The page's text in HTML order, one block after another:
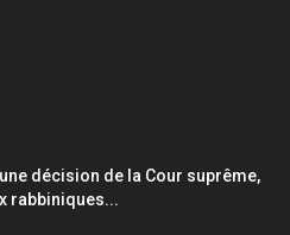
décision de la Cour suprême,
rabbiniques...